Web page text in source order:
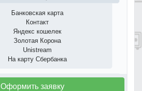
Банковская карта
Контакт
Яндекс кошелек
Золотая Корона
Unistream
На карту Сбербанка
Оформить заявку